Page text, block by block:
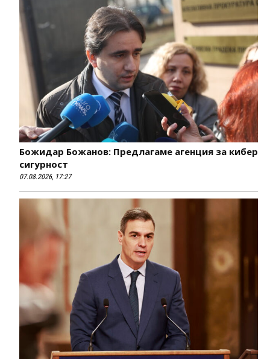
Божидар Божанов: Предлагаме агенция за кибер
сигурност
07.08.2026, 17:27